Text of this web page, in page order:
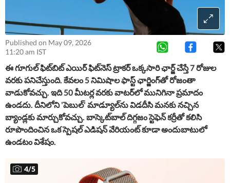
Published on May 09, 2026
11:20 am IST
ఈ గూగుల్​ ఫిట్​బిట్ ఎయిర్​ ఫిట్​నెస్​ ట్రాకర్​ ఒక్కసారి ఛార్జ్ చేస్తే 7 రోజుల
వరకు పనిచేస్తుంది. కేవలం 5 నిమిషాల ఫాస్ట్ ఛార్జింగ్‌తో రోజంతా
వాడుకోవచ్చు. ఇది 50 మీటర్ల వరకు వాటర్​లో మునిగినా ప్రమాదం
ఉండదు. దీనిలోని 'పెబుల్' మాడ్యూల్‌ను విడదీసి మనకు నచ్చిన
బ్యాండ్లకు మార్చుకోవచ్చు. బాస్కెట్‌బాల్ దిగ్గజం స్టెఫెన్ కర్రీతో కలిసి
రూపొందించిన ఒక స్పెషల్ ఎడిషన్ వేరియంట్ కూడా అందుబాటులో
ఉండటం విశేషం.
4/5